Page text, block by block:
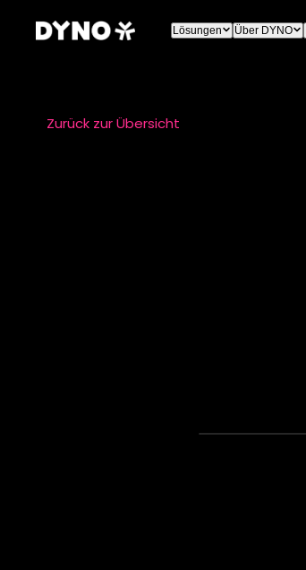
Lösungen Über DYNO
Zurück zur Übersicht